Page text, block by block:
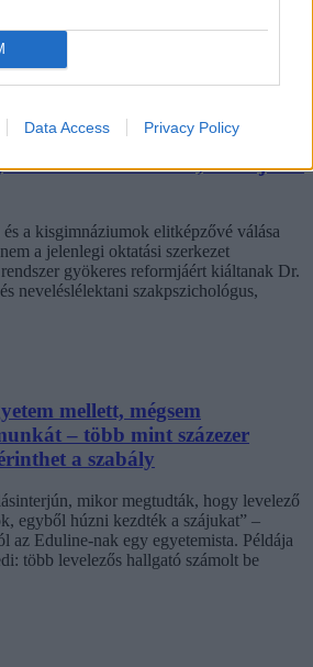
Data Access Privacy Policy
általános iskolával, és mi jöhet
a kisgimnáziumok elitképzővé válása
a jelenlegi oktatási szerkezet
gyökeres reformjáért kiáltanak Dr.
neveléslélektani szakpszichológus,
mellett, mégsem
– több mint százezer
a szabály
mikor megtudták, hogy levelező
egyből húzni kezdték a szájukat” –
az Eduline-nak egy egyetemista. Példája
több levelezős hallgató számolt be